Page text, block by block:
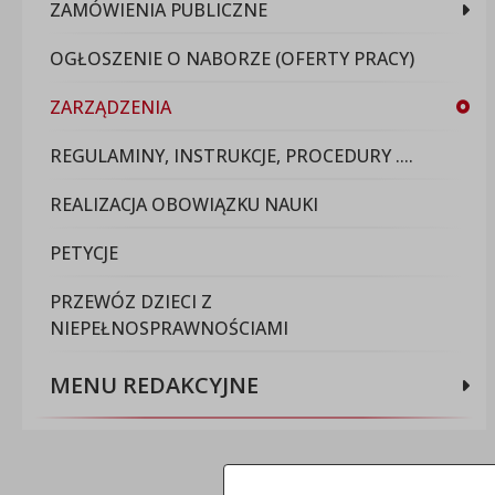
ZAMÓWIENIA PUBLICZNE
OGŁOSZENIE O NABORZE (OFERTY PRACY)
ZARZĄDZENIA
REGULAMINY, INSTRUKCJE, PROCEDURY ....
REALIZACJA OBOWIĄZKU NAUKI
PETYCJE
PRZEWÓZ DZIECI Z
NIEPEŁNOSPRAWNOŚCIAMI
MENU REDAKCYJNE